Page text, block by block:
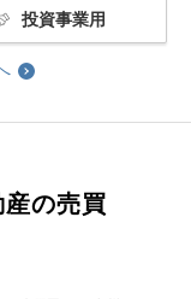
投資事業用
の売買